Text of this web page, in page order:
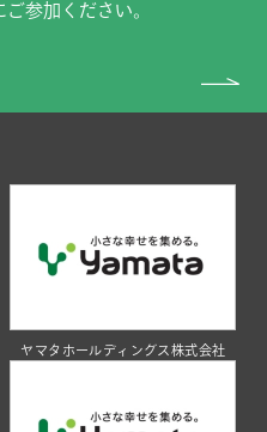
参加ください。
ヤマタホールディングス株式会社